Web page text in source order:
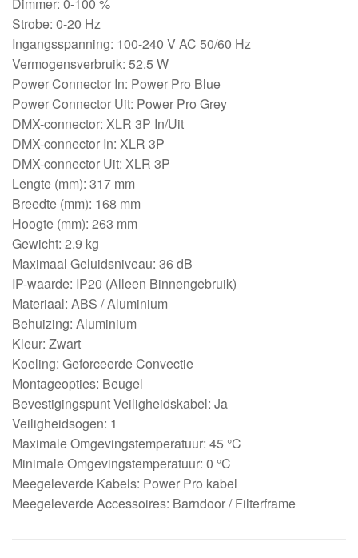
Strobe: 0-20 Hz
Ingangsspanning: 100-240 V AC 50/60 Hz
Vermogensverbruik: 52.5 W
Power Connector In: Power Pro Blue
Power Connector Uit: Power Pro Grey
DMX-connector: XLR 3P In/Uit
DMX-connector In: XLR 3P
DMX-connector Uit: XLR 3P
Lengte (mm): 317 mm
Breedte (mm): 168 mm
Hoogte (mm): 263 mm
Gewicht: 2.9 kg
Maximaal Geluidsniveau: 36 dB
IP-waarde: IP20 (Alleen Binnengebruik)
Materiaal: ABS / Aluminium
Behuizing: Aluminium
Kleur: Zwart
Koeling: Geforceerde Convectie
Montageopties: Beugel
Bevestigingspunt Veiligheidskabel: Ja
Veiligheidsogen: 1
Maximale Omgevingstemperatuur: 45 °C
Minimale Omgevingstemperatuur: 0 °C
Meegeleverde Kabels: Power Pro kabel
Meegeleverde Accessoires: Barndoor / Filterframe